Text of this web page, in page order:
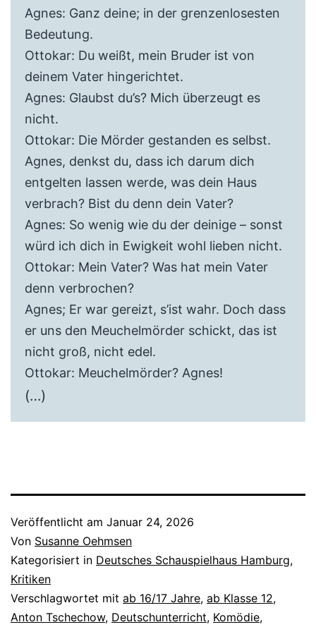
Agnes: Ganz deine; in der grenzenlosesten
Bedeutung.
Ottokar: Du weißt, mein Bruder ist von
deinem Vater hingerichtet.
Agnes: Glaubst du’s? Mich überzeugt es
nicht.
Ottokar: Die Mörder gestanden es selbst.
Agnes, denkst du, dass ich darum dich
entgelten lassen werde, was dein Haus
verbrach? Bist du denn dein Vater?
Agnes: So wenig wie du der deinige – sonst
würd ich dich in Ewigkeit wohl lieben nicht.
Ottokar: Mein Vater? Was hat mein Vater
denn verbrochen?
Agnes; Er war gereizt, s’ist wahr. Doch dass
er uns den Meuchelmörder schickt, das ist
nicht groß, nicht edel.
Ottokar: Meuchelmörder? Agnes!
(…)
Veröffentlicht am Januar 24, 2026
Von Susanne Oehmsen
Kategorisiert in Deutsches Schauspielhaus Hamburg,
Kritiken
Verschlagwortet mit ab 16/17 Jahre, ab Klasse 12,
Anton Tschechow, Deutschunterricht, Komödie,